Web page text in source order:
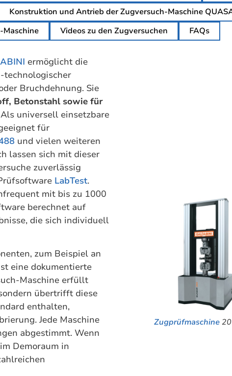
Konstruktion und Antrieb der Zugversuch-Maschine
Maschine
Videos zu den Zugversuchen FAQs
ermöglicht die
technologischer
Bruchdehnung. Sie
Betonstahl sowie für
Als universell einsetzbare
für
und vielen weiteren
lassen sich mit dieser
zuverlässig
LabTest.
mit bis zu 1000
berechnet auf
die sich individuell
zum Beispiel an
eine dokumentierte
Maschine erfüllt
übertrifft diese
enthalten,
Jede Maschine
abgestimmt. Wenn
Demoraum in
Zugprüfmaschine